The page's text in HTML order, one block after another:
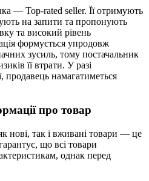
— Top-rated seller. Її отримують
на запити та пропонують
та високий рівень
формується упродовж
зусиль, тому постачальник
її втрати. У разі
продавець намагатиметься
про товар
нові, так і вживані товари — це
що всі товари
однак перед